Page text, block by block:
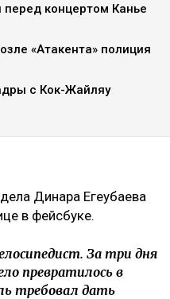
перед концертом Канье
«Атакента» полиция
с Кок-Жайляу
Динара Егеубаева
в фейсбуке.
За три дня
превратилось в
требовал дать